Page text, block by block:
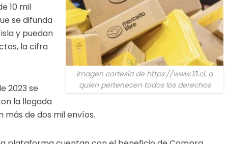
Imagen cortesía de https://www.13.cl, a
quien pertenecen todos los derechos
10 mil
se difunda
y puedan
la cifra
2023 se
la llegada
más de dos mil envíos.